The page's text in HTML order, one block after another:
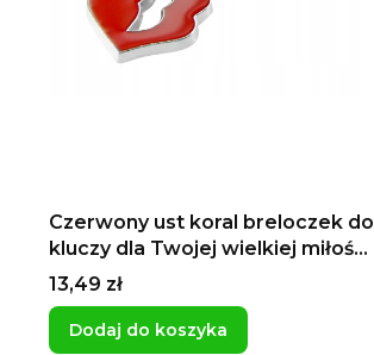
Czerwony ust koral breloczek do
kluczy dla Twojej wielkiej miłości
najlepszy prezent na Walentynki
Usta Buziaki
Cena
13,49 zł
Dodaj do koszyka